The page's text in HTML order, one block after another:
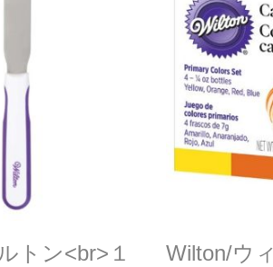
トン<br>１
Wilton/ウ